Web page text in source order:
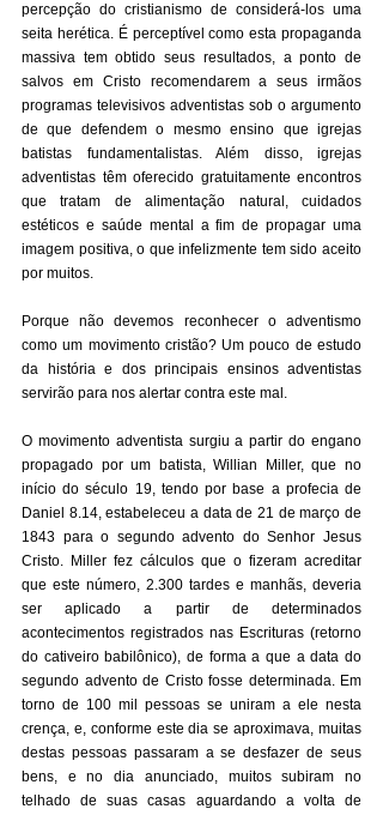
percepção do cristianismo de considerá-los uma
seita herética. É perceptível como esta propaganda
massiva tem obtido seus resultados, a ponto de
salvos em Cristo recomendarem a seus irmãos
programas televisivos adventistas sob o argumento
de que defendem o mesmo ensino que igrejas
batistas fundamentalistas. Além disso, igrejas
adventistas têm oferecido gratuitamente encontros
que tratam de alimentação natural, cuidados
estéticos e saúde mental a fim de propagar uma
imagem positiva, o que infelizmente tem sido aceito
por muitos.
Porque não devemos reconhecer o adventismo
como um movimento cristão? Um pouco de estudo
da história e dos principais ensinos adventistas
servirão para nos alertar contra este mal.
O movimento adventista surgiu a partir do engano
propagado por um batista, Willian Miller, que no
início do século 19, tendo por base a profecia de
Daniel 8.14, estabeleceu a data de 21 de março de
1843 para o segundo advento do Senhor Jesus
Cristo. Miller fez cálculos que o fizeram acreditar
que este número, 2.300 tardes e manhãs, deveria
ser aplicado a partir de determinados
acontecimentos registrados nas Escrituras (retorno
do cativeiro babilônico), de forma a que a data do
segundo advento de Cristo fosse determinada. Em
torno de 100 mil pessoas se uniram a ele nesta
crença, e, conforme este dia se aproximava, muitas
destas pessoas passaram a se desfazer de seus
bens, e no dia anunciado, muitos subiram no
telhado de suas casas aguardando a volta de